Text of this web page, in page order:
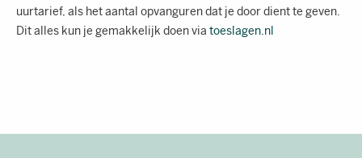
uurtarief, als het aantal opvanguren dat je door dient te geven.
Dit alles kun je gemakkelijk doen via toeslagen.nl